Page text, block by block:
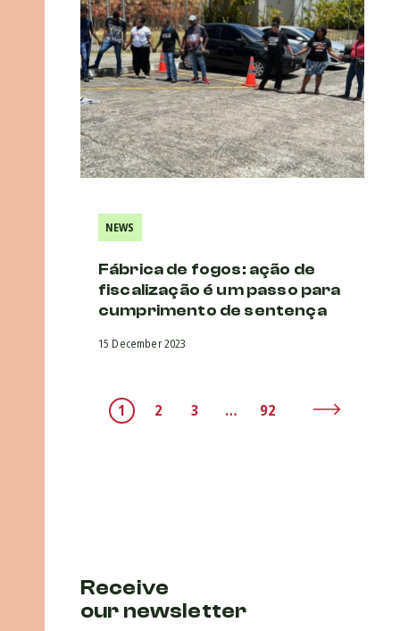
NEWS
Fábrica de fogos: ação de
fiscalização é um passo para
cumprimento de sentença
15 December 2023
1 2 3 … 92
Receive
our newsletter